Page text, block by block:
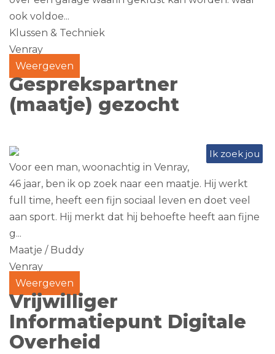
ook voldoe...
Klussen & Techniek
Venray
Weergeven
Gesprekspartner
(maatje) gezocht
Ik zoek jou
Voor een man, woonachtig in Venray,
46 jaar, ben ik op zoek naar een maatje. Hij werkt
full time, heeft een fijn sociaal leven en doet veel
aan sport. Hij merkt dat hij behoefte heeft aan fijne
g...
Maatje / Buddy
Venray
Weergeven
Vrijwilliger
Informatiepunt Digitale
Overheid